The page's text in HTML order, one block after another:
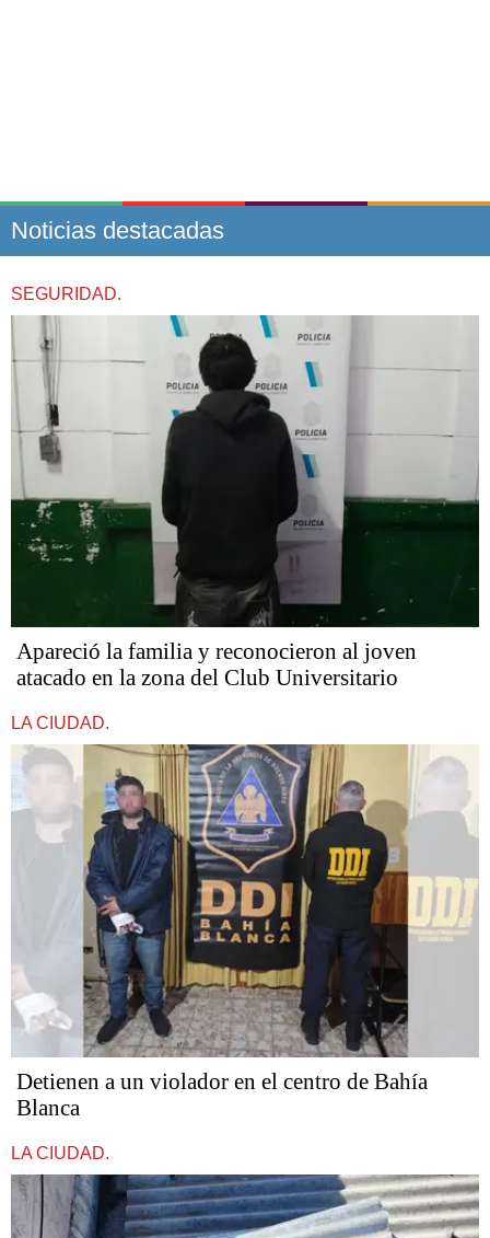
Noticias destacadas
SEGURIDAD.
Apareció la familia y reconocieron al joven
atacado en la zona del Club Universitario
LA CIUDAD.
Detienen a un violador en el centro de Bahía
Blanca
LA CIUDAD.